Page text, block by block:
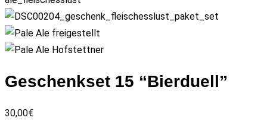
Geschenkset 15 “Bierduell”
30,00€